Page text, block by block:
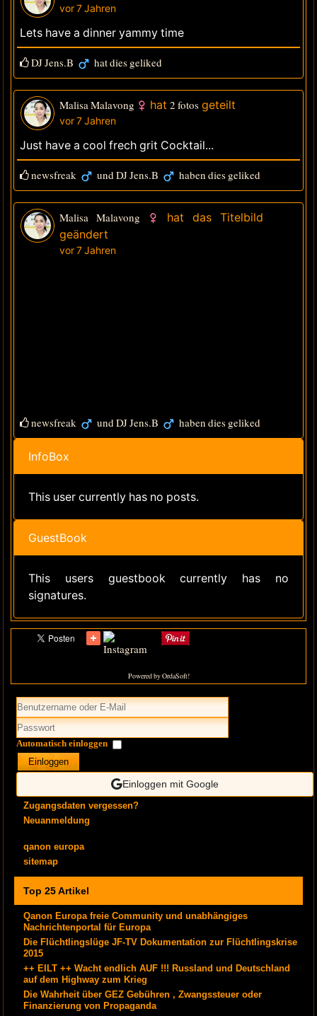
vor 7 Jahren
Lets have a dinner yammy time
DJ Jens.B hat dies geliked
Malisa Malavong hat2 fotos geteilt
vor 7 Jahren
Just have a cool frech grit Cocktail...
newsfreak undDJ Jens.B haben dies geliked
Malisa Malavong
hat das Titelbild
geändert
vor 7 Jahren
newsfreak undDJ Jens.B haben dies geliked
InfoBox
This user currently has no posts.
GuestBook
This users guestbook currently has no
signatures.
Powered by OrdaSoft!
Automatisch einloggen
Einloggen
Einloggen mit Google
Zugangsdaten vergessen?
Neuanmeldung
qanon europa
sitemap
Top 25 Artikel
Qanon Europa freie Community und unabhängiges
Nachrichtenportal für Europa
Die Flüchtlingslüge JF-TV Dokumentation zur Flüchtlingskrise
2015
++ EILT ++ Wacht endlich AUF !!! Russland und Deutschland
auf dem Highway zum Krieg
Die Wahrheit über GEZ Gebühren , Zwangssteuer oder
Finanzierung von Propaganda